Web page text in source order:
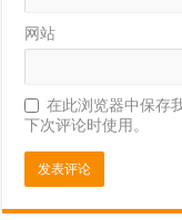
网站
在此浏览器中保存
下次评论时使用。